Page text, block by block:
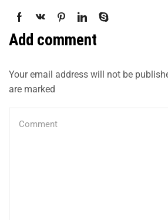
Add comment
Your email address will not be
are marked